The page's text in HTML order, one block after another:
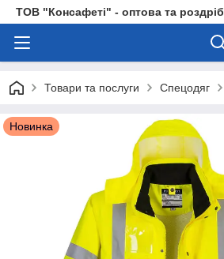
ТОВ "Консафеті" - оптова та
Товари та послуги Спецодяг
Новинка